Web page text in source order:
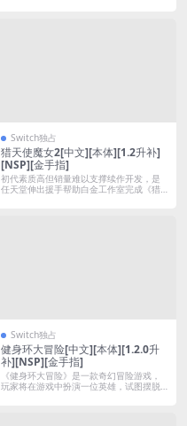
Switch独占
猎天使魔女2[中文][本体][1.2升补]
[NSP][金手指]
初代素质高但销量难以支撑续作开发，是
任天堂伸出援手帮助白金工作室完成《猎
Switch独占
健身环大冒险[中文][本体][1.2.0升
补][NSP][金手指]
《健身环大冒险》是一款奇幻冒险游戏，
玩家将在游戏中扮演一位英雄，试图摆脱